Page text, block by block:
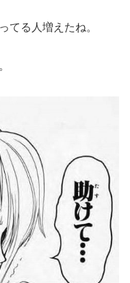
てる人増えたね。